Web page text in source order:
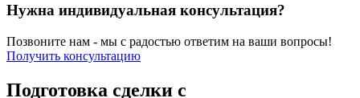
Нужна индивидуальная консультация?
Позвоните нам - мы с радостью ответим на ваши вопросы!
Получить консультацию
Подготовка сделки с